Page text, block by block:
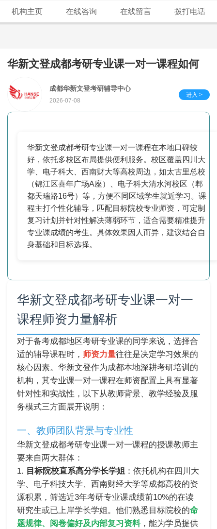
机构主页 在线咨询 在线留言 拨打电话
华新文登成都考研专业课一对一课程如何
成都华新文登考研辅导中心
2026-07-08
进入 >
华新文登成都考研专业课一对一课程在本地口碑较
好，依托多校区布局提供便利服务。校区覆盖四川大
学、电子科大、西南财大等高校周边，如太古里总校
（锦江区喜年广场A座）、电子科大清水河校区（郫
都天瑞路16号）等，方便不同区域学生就近学习。课
程主打个性化辅导，匹配目标院校专业师资，可定制
复习计划并针对性解决薄弱环节，适合需要精准提升
专业课成绩的考生。具体效果因人而异，建议结合自
身基础和目标选择。
华新文登成都考研专业课一对一
课程师资力量解析
对于备考成都地区考研专业课的同学来说，选择合
适的辅导课程时， 师资力量往往是决定学习效果的
核心因素。华新文登作为成都本地深耕考研培训的
机构，其专业课一对一课程在师资配置上具有显著
针对性和实战性，以下从教师背景、教学经验及服
务模式三方面展开说明：
一、教师团队背景与专业性
华新文登成都考研专业课一对一课程的授课教师主
要来自两大群体：
1. 目标院校直系高分学长学姐 ：依托机构在四川大
学、电子科技大学、西南财经大学等成都高校的资
源积累，筛选近3年考研专业课成绩前10%的在读
研究生或已上岸学长学姐。他们熟悉目标院校的命
题规律、阅卷偏好及内部复习资料，能为学员提供